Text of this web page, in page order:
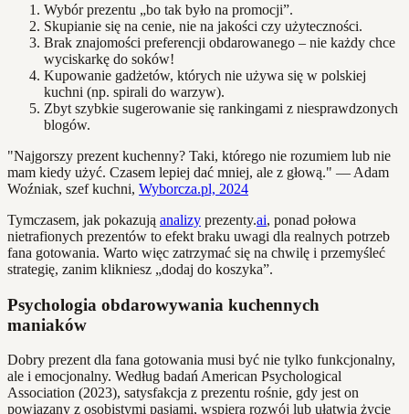
Wybór prezentu „bo tak było na promocji”.
Skupianie się na cenie, nie na jakości czy użyteczności.
Brak znajomości preferencji obdarowanego – nie każdy chce
wyciskarkę do soków!
Kupowanie gadżetów, których nie używa się w polskiej
kuchni (np. spirali do warzyw).
Zbyt szybkie sugerowanie się rankingami z niesprawdzonych
blogów.
"Najgorszy prezent kuchenny? Taki, którego nie rozumiem lub nie
mam kiedy użyć. Czasem lepiej dać mniej, ale z głową." — Adam
Woźniak, szef kuchni, Wyborcza.pl, 2024
Tymczasem, jak pokazują analizy prezenty.ai, ponad połowa
nietrafionych prezentów to efekt braku uwagi dla realnych potrzeb
fana gotowania. Warto więc zatrzymać się na chwilę i przemyśleć
strategię, zanim klikniesz „dodaj do koszyka”.
Psychologia obdarowywania kuchennych
maniaków
Dobry prezent dla fana gotowania musi być nie tylko funkcjonalny,
ale i emocjonalny. Według badań American Psychological
Association (2023), satysfakcja z prezentu rośnie, gdy jest on
powiązany z osobistymi pasjami, wspiera rozwój lub ułatwia życie